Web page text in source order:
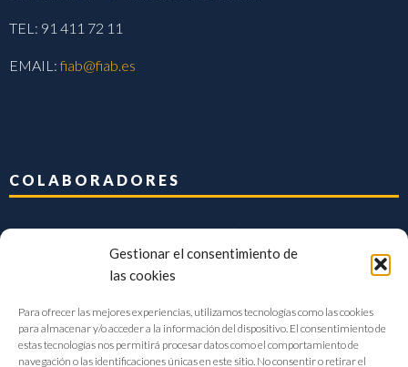
Gestionar el consentimiento de
las cookies
Para ofrecer las mejores experiencias, utilizamos tecnologías como las cookies
para almacenar y/o acceder a la información del dispositivo. El consentimiento de
estas tecnologías nos permitirá procesar datos como el comportamiento de
navegación o las identificaciones únicas en este sitio. No consentir o retirar el
TEL: 91 411 72 11
EMAIL:fiab@fiab.es
COLABORADORES